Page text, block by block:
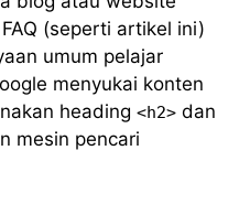
(seperti artikel ini)
umum pelajar
menyukai konten
heading <h2> dan
mesin pencari